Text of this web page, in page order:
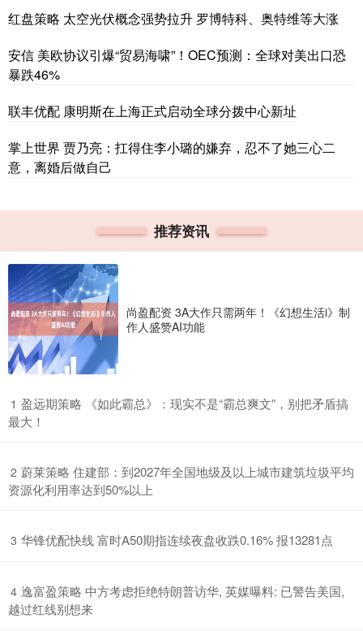
红盘策略 太空光伏概念强势拉升 罗博特科、奥特维等大涨
安信 美欧协议引爆“贸易海啸”！OEC预测：全球对美出口恐
暴跌46%
联丰优配 康明斯在上海正式启动全球分拨中心新址
掌上世界 贾乃亮：扛得住李小璐的嫌弃，忍不了她三心二
意，离婚后做自己
推荐资讯
尚盈配资 3A大作只需两年！《幻想生活i》制
作人盛赞AI功能
1 ​盈远期策略 《如此霸总》：现实不是“霸总爽文”，别把矛盾搞
最大！
2 ​蔚莱策略 住建部：到2027年全国地级及以上城市建筑垃圾平均
资源化利用率达到50%以上
3 ​华锋优配快线 富时A50期指连续夜盘收跌0.16% 报13281点
4 ​逸富盈策略 中方考虑拒绝特朗普访华, 英媒曝料: 已警告美国,
越过红线别想来